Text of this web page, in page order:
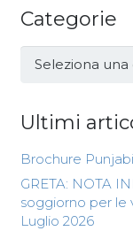
Categorie
Categorie
Ultimi
Brochure Punjabi
GRETA: NOTA
soggiorno per le
Luglio 2026